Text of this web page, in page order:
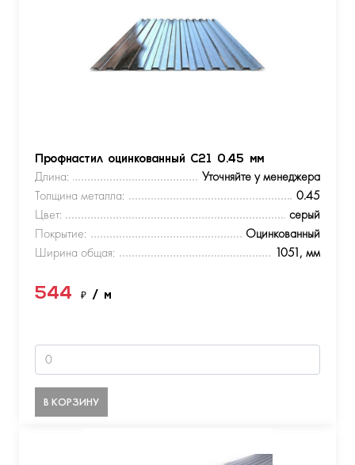
Профнастил оцинкованный С21 0.45 мм
Длина:
Уточняйте у менеджера
Толщина металла:
0.45
Цвет:
серый
Покрытие:
Оцинкованный
Ширина общая:
1051, мм
544 ₽ / м
В КОРЗИНУ